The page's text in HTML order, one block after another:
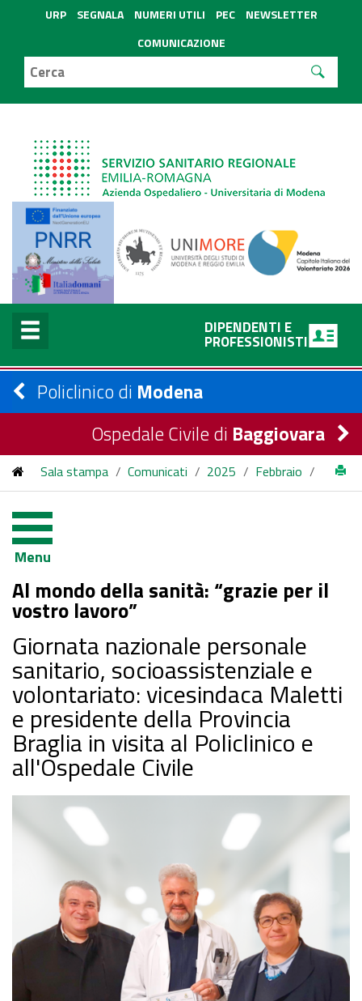
URP SEGNALA NUMERI UTILI PEC
NEWSLETTER
COMUNICAZIONE
DIPENDENTI E
PROFESSIONISTI
Policlinico di Modena
Ospedale Civile di Baggiovara
Sala stampa / Comunicati / 2025 / Febbraio /
Menu
Al mondo della sanità: “grazie per il
vostro lavoro”
Giornata nazionale personale
sanitario, socioassistenziale e
volontariato: vicesindaca Maletti
e presidente della Provincia
Braglia in visita al Policlinico e
all'Ospedale Civile